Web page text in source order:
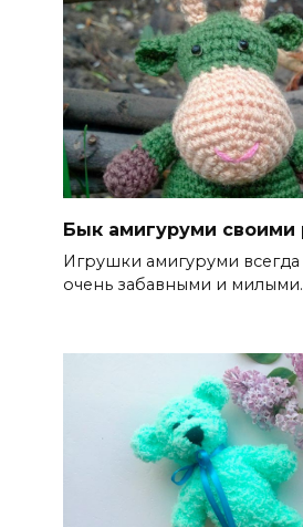
Бык амигуруми своими
Игрушки амигуруми всегда
очень забавными и милыми.